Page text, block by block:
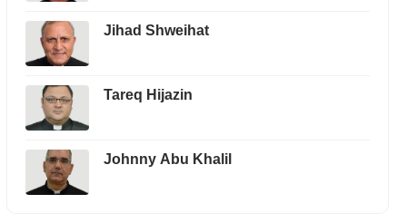
Jihad Shweihat
Tareq Hijazin
Johnny Abu Khalil